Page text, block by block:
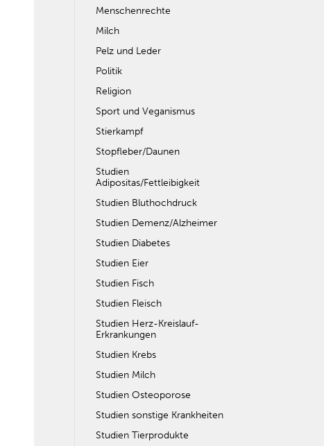
Menschenrechte
Milch
Pelz und Leder
Politik
Religion
Sport und Veganismus
Stierkampf
Stopfleber/Daunen
Studien
Adipositas/Fettleibigkeit
Studien Bluthochdruck
Studien Demenz/Alzheimer
Studien Diabetes
Studien Eier
Studien Fisch
Studien Fleisch
Studien Herz-Kreislauf-
Erkrankungen
Studien Krebs
Studien Milch
Studien Osteoporose
Studien sonstige Krankheiten
Studien Tierprodukte